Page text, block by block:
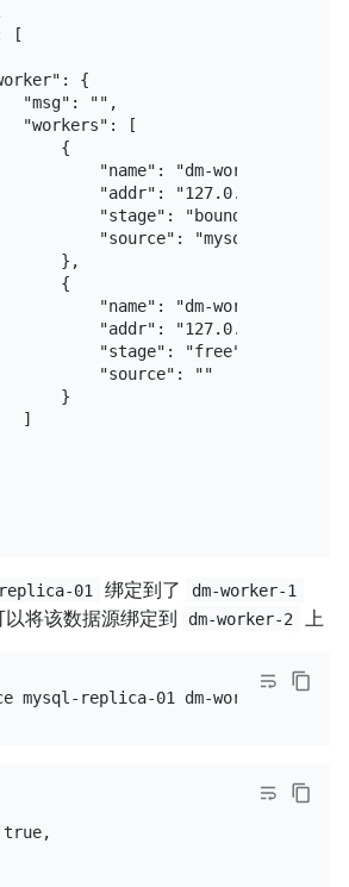
[
{
"msg": "",
"workers": [
{
"name": "dm-worker-1",
"addr": "127.0.0.1:8262",
"stage": "bound",
"source": "mysql-replica-
},
{
"name": "dm-worker-2",
"addr": "127.0.0.1:8263",
"stage": "free",
"source": ""
}
]
01 绑定到了 dm-worker-1
以将该数据源绑定到 dm-worker-2 上